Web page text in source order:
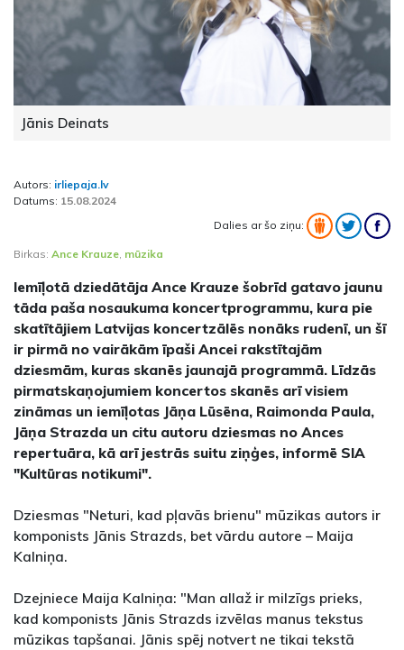
Jānis Deinats
Autors: irliepaja.lv
Datums: 15.08.2024
Dalies ar šo ziņu:
Birkas: Ance Krauze, mūzika
Iemīļotā dziedātāja Ance Krauze šobrīd gatavo jaunu
tāda paša nosaukuma koncertprogrammu, kura pie
skatītājiem Latvijas koncertzālēs nonāks rudenī, un šī
ir pirmā no vairākām īpaši Ancei rakstītajām
dziesmām, kuras skanēs jaunajā programmā. Līdzās
pirmatskaņojumiem koncertos skanēs arī visiem
zināmas un iemīļotas Jāņa Lūsēna, Raimonda Paula,
Jāņa Strazda un citu autoru dziesmas no Ances
repertuāra, kā arī jestrās suitu ziņģes, informē SIA
"Kultūras notikumi".
Dziesmas "Neturi, kad pļavās brienu" mūzikas autors ir
komponists Jānis Strazds, bet vārdu autore – Maija
Kalniņa.
Dzejniece Maija Kalniņa: "Man allaž ir milzīgs prieks,
kad komponists Jānis Strazds izvēlas manus tekstus
mūzikas tapšanai. Jānis spēj notvert ne tikai tekstā